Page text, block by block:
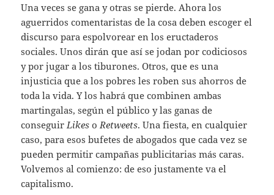
Una veces se gana y otras se pierde. Ahora los
aguerridos comentaristas de la cosa deben escoger el
discurso para espolvorear en los eructaderos
sociales. Unos dirán que así se jodan por codiciosos
y por jugar a los tiburones. Otros, que es una
injusticia que a los pobres les roben sus ahorros de
toda la vida. Y los habrá que combinen ambas
martingalas, según el público y las ganas de
conseguirLikes oRetweets. Una fiesta, en cualquier
caso, para esos bufetes de abogados que cada vez se
pueden permitir campañas publicitarias más caras.
Volvemos al comienzo: de eso justamente va el
capitalismo.